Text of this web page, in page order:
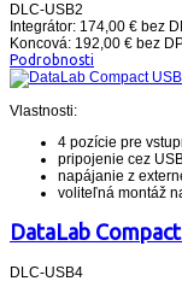
DLC-USB2
Integrátor: 174,00 € bez
Koncová: 192,00 € bez
Podrobnosti
Vlastnosti:
4 pozície pre
pripojenie cez
napájanie z
voliteľná montáž
DataLab
DLC-USB4